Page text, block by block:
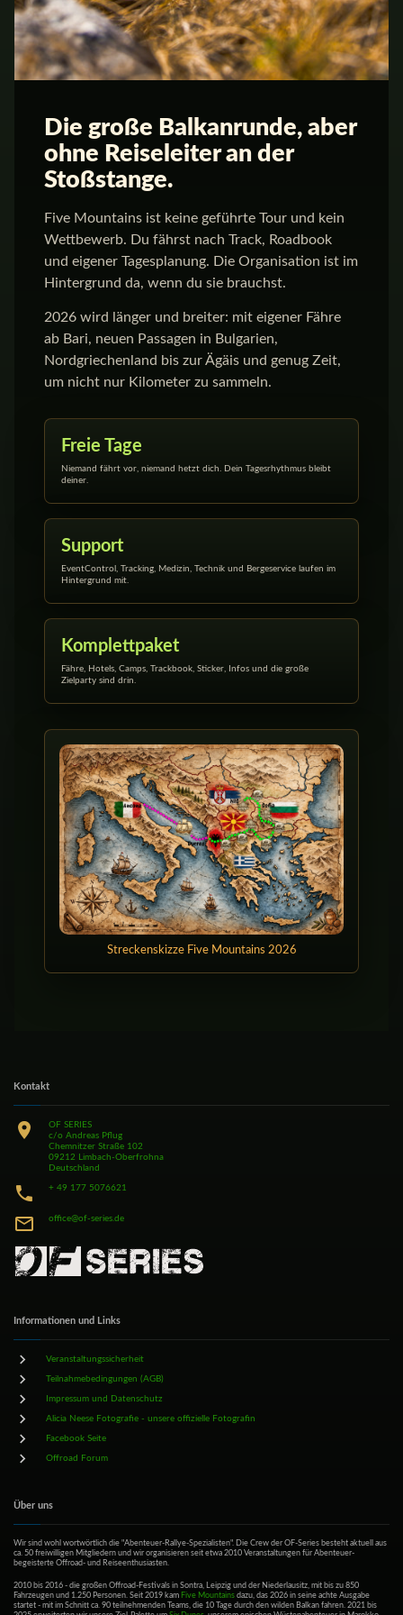
Die große Balkanrunde, aber
ohne Reiseleiter an der
Stoßstange.
Five Mountains ist keine geführte Tour und kein
Wettbewerb. Du fährst nach Track, Roadbook
und eigener Tagesplanung. Die Organisation ist im
Hintergrund da, wenn du sie brauchst.
2026 wird länger und breiter: mit eigener Fähre
ab Bari, neuen Passagen in Bulgarien,
Nordgriechenland bis zur Ägäis und genug Zeit,
um nicht nur Kilometer zu sammeln.
Freie Tage
Niemand fährt vor, niemand hetzt dich. Dein Tagesrhythmus bleibt
deiner.
Support
EventControl, Tracking, Medizin, Technik und Bergeservice laufen im
Hintergrund mit.
Komplettpaket
Fähre, Hotels, Camps, Trackbook, Sticker, Infos und die große
Zielparty sind drin.
Streckenskizze Five Mountains 2026
Kontakt
OF SERIES
c/o Andreas Pflug
Chemnitzer Straße 102
09212 Limbach-Oberfrohna
Deutschland
+ 49 177 5076621
office@of-series.de
Informationen und Links
Veranstaltungssicherheit
Teilnahmebedingungen (AGB)
Impressum und Datenschutz
Alicia Neese Fotografie - unsere offizielle Fotografin
Facebook Seite
Offroad Forum
Über uns
Wir sind wohl wortwörtlich die "Abenteuer-Rallye-Spezialisten". Die Crew der OF-Series besteht aktuell aus
ca. 50 freiwilligen Mitgliedern und wir organisieren seit etwa 2010 Veranstaltungen für Abenteuer-
begeisterte Offroad- und Reiseenthusiasten.
2010 bis 2016 - die großen Offroad-Festivals in Sontra, Leipzig und der Niederlausitz, mit bis zu 850
Fahrzeugen und 1.250 Personen. Seit 2019 kam Five Mountains dazu, das 2026 in seine achte Ausgabe
startet - mit im Schnitt ca. 90 teilnehmenden Teams, die 10 Tage durch den wilden Balkan fahren. 2021 bis